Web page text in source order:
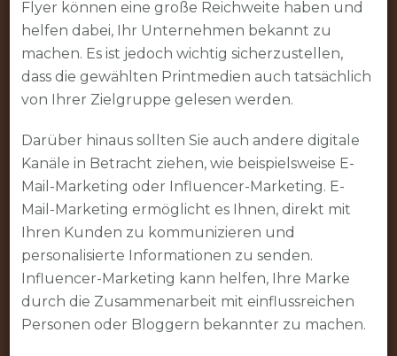
Flyer können eine große Reichweite haben und
helfen dabei, Ihr Unternehmen bekannt zu
machen. Es ist jedoch wichtig sicherzustellen,
dass die gewählten Printmedien auch tatsächlich
von Ihrer Zielgruppe gelesen werden.
Darüber hinaus sollten Sie auch andere digitale
Kanäle in Betracht ziehen, wie beispielsweise E-
Mail-Marketing oder Influencer-Marketing. E-
Mail-Marketing ermöglicht es Ihnen, direkt mit
Ihren Kunden zu kommunizieren und
personalisierte Informationen zu senden.
Influencer-Marketing kann helfen, Ihre Marke
durch die Zusammenarbeit mit einflussreichen
Personen oder Bloggern bekannter zu machen.